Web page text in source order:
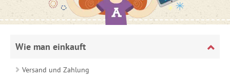
Wie man einkauft
Versand und Zahlung